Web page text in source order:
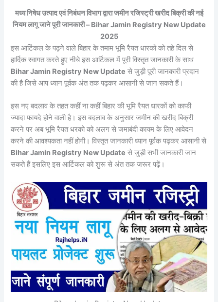
मध्य निषेध उत्पाद एवं निबंधन विभाग द्वारा जमीन रजिस्ट्री खरीद बिक्री की नई
नियम लागू जाने पूरी जानकारी – Bihar Jamin Registry New Update
2025
इस आर्टिकल के पढ़ने वाले बिहार के तमाम भूमि रैयत धारकों को तहे दिल से
हार्दिक स्वागत करते हुए नीचे इस आर्टिकल में पूरी विस्तृत जानकारी के साथ
Bihar Jamin Registry New Update से जुड़ी पूरी जानकारी प्रदान
की है जिसे आप ध्यान पूर्वक अंत तक पढ़कर आसानी से जान सकते हैं।
इस नए बदलाव के तहत कहीं ना कहीं बिहार की भूमि रैयत धारकों को काफी
ज्यादा फायदे होने वाली है। इस बदलाव के अनुसार जमीन की खरीद बिक्री
करने पर अब भूमि रैयत धरको को अलग से जमाबंदी कायम के लिए आवेदन
करने की आवश्यकता नहीं होगी। विस्तृत जानकारी ध्यान पूर्वक पढ़कर आसानी से
Bihar Jamin Registry New Update से जुड़ी सभी जानकारी जान
सकते हैं इसलिए इस आर्टिकल को शुरू से अंत तक जरूर पढ़ें।